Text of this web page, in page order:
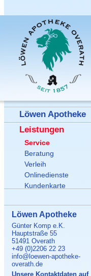
Löwen Apotheke
Leistungen
Service
Beratung
Verleih
Onlinedienste
Kundenkarte
Löwen Apotheke
Günter Komp e.K.
Hauptstraße 55
51491 Overath
+49 (0)2206 22 23
info@loewen-apotheke-
overath.de
Unsere Kontaktdaten auf